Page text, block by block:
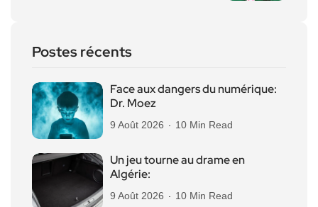
Postes récents
Face aux dangers du numérique:
Dr. Moez
9 Août 2026 10 Min Read
Un jeu tourne au drame en
Algérie:
9 Août 2026 10 Min Read